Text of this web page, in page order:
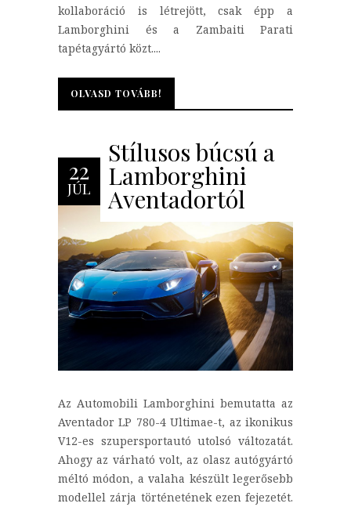
kollaboráció is létrejött, csak épp a
Lamborghini és a Zambaiti Parati
tapétagyártó közt....
OLVASD TOVÁBB!
OLVASD TOVÁBB!
22
JÚL
Stílusos búcsú a
Lamborghini
Aventadortól
Az Automobili Lamborghini bemutatta az
Aventador LP 780-4 Ultimae-t, az ikonikus
V12-es szupersportautó utolsó változatát.
Ahogy az várható volt, az olasz autógyártó
méltó módon, a valaha készült legerősebb
modellel zárja történetének ezen fejezetét.